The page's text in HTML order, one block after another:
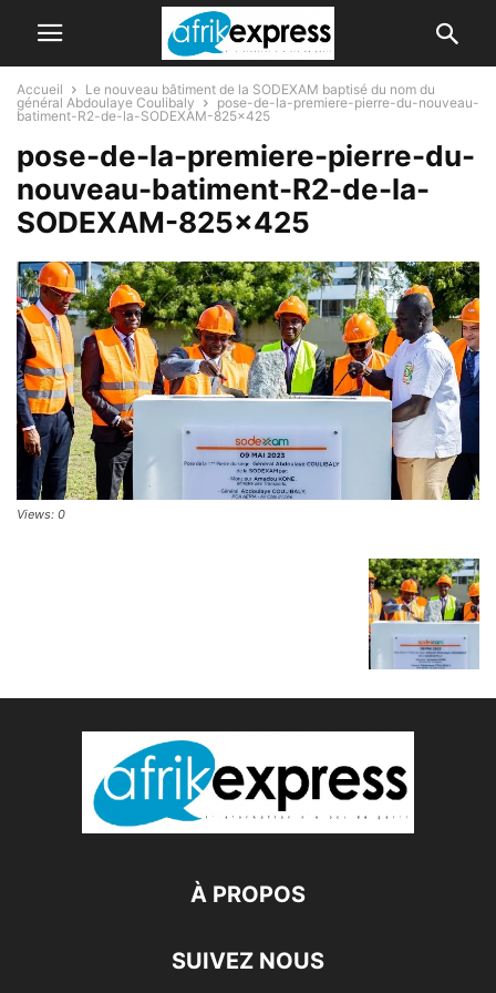
Accueil
Le nouveau bâtiment de la SODEXAM baptisé du nom du
général Abdoulaye Coulibaly
pose-de-la-premiere-pierre-du-nouveau-
batiment-R2-de-la-SODEXAM-825x425
pose-de-la-premiere-pierre-du-
nouveau-batiment-R2-de-la-
SODEXAM-825×425
Views: 0
À PROPOS
SUIVEZ NOUS